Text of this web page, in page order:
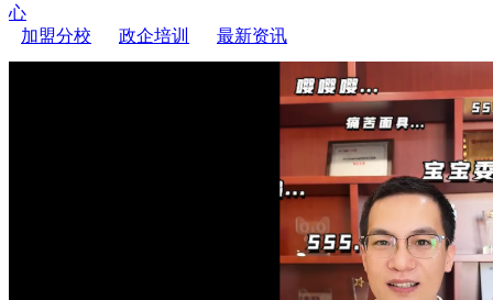
心
加盟分校
政企培训 最新资讯